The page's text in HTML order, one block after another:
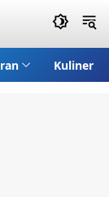
Kuliner